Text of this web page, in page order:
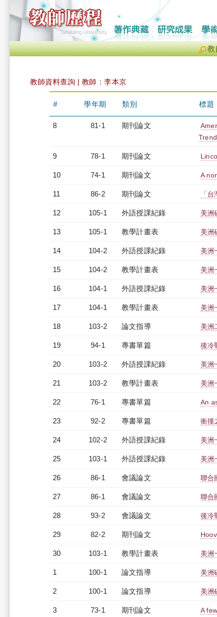
教
教師資料查詢 | 教師：李本京
# 學年期 類別 標題
8 81-1 期刊論文
9 78-1 期刊論文
10 74-1 期刊論文 A
11 86-2 期刊論文 「
12 105-1 外語授課紀錄 美洲
13 105-1 教學計畫表 美洲
14 104-2 外語授課紀錄 美洲
15 104-2 教學計畫表 美洲
16 104-1 外語授課紀錄 美洲
17 104-1 教學計畫表 美洲
18 103-2 論文指導 美洲
19 94-1 專書單篇 後冷
20 103-2 外語授課紀錄 美洲
21 103-2 教學計畫表 美洲
22 76-1 專書單篇 An
23 92-2 專書單篇 衝撞
24 102-2 外語授課紀錄 美洲
25 103-1 外語授課紀錄 美洲
26 86-1 會議論文 聯合
27 86-1 會議論文 聯合
28 93-2 會議論文 後冷
29 82-2 期刊論文
30 103-1 教學計畫表 美洲
1 100-1 論文指導 美
2 100-1 論文指導 美洲
3 73-1 期刊論文 A